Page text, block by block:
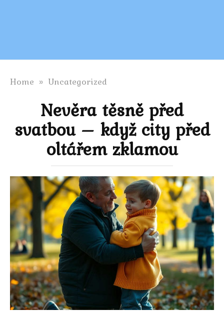
Home » Uncategorized
Nevěra těsně před
svatbou – když city před
oltářem zklamou